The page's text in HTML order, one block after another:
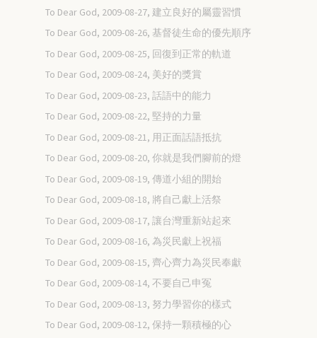
To Dear God, 2009-08-27, 建立良好的屬靈習慣
To Dear God, 2009-08-26, 基督徒生命的優先順序
To Dear God, 2009-08-25, 回復到正常的軌道
To Dear God, 2009-08-24, 美好的獎賞
To Dear God, 2009-08-23, 話語中的能力
To Dear God, 2009-08-22, 堅持的力量
To Dear God, 2009-08-21, 用正面話語抵抗
To Dear God, 2009-08-20, 你就是我們腳前的燈
To Dear God, 2009-08-19, 傳道小組的開始
To Dear God, 2009-08-18, 將自己獻上活祭
To Dear God, 2009-08-17, 讓台灣重新站起來
To Dear God, 2009-08-16, 為災民獻上祝福
To Dear God, 2009-08-15, 齊心齊力為災民奉獻
To Dear God, 2009-08-14, 不要自己申冤
To Dear God, 2009-08-13, 努力學習你的樣式
To Dear God, 2009-08-12, 保持一顆積極的心